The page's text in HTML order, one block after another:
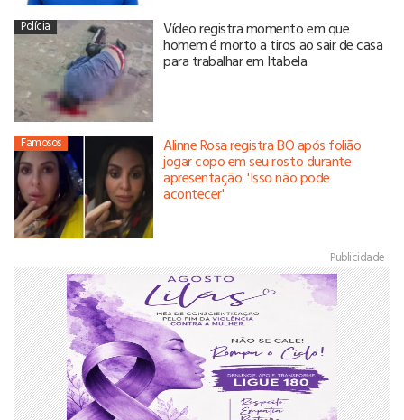
Polícia Vídeo registra momento em que
homem é morto a tiros ao sair de casa
para trabalhar em Itabela
Famosos Alinne Rosa registra BO após folião
jogar copo em seu rosto durante
apresentação: 'Isso não pode
acontecer'
Publicidade